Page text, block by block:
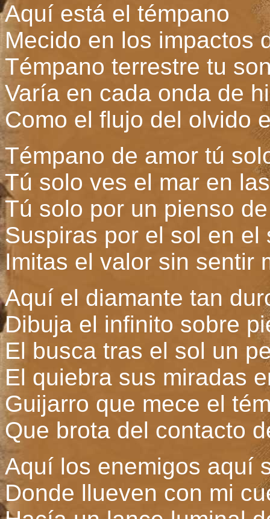
Aquí está el témpano
Mecido en los impactos
Témpano terrestre tu
Varía en cada onda de
Como el flujo del olvido
Témpano de amor tú
Tú solo ves el mar en
Tú solo por un pienso
Suspiras por el sol en el
Imitas el valor sin sentir
Aquí el diamante tan
Dibuja el infinito sobre
El busca tras el sol un
El quiebra sus miradas
Guijarro que mece el
Que brota del contacto
Aquí los enemigos aquí
Donde llueven con mi